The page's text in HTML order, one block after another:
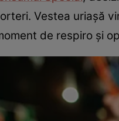
Vestea uriașă
de respiro și